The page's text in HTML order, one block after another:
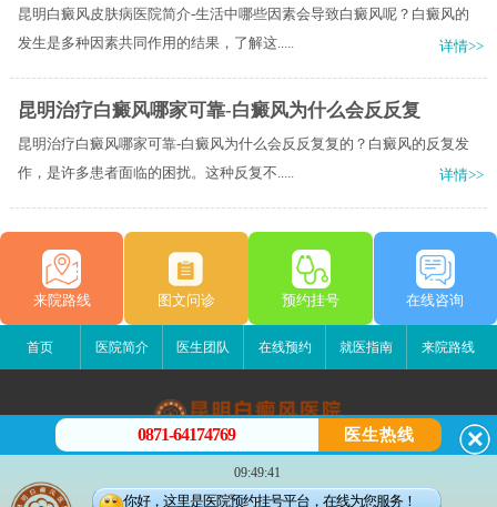
昆明白癜风皮肤病医院简介-生活中哪些因素会导致白癜风呢？白癜风的
发生是多种因素共同作用的结果，了解这.....
详情>>
昆明治疗白癜风哪家可靠-白癜风为什么会反反复
昆明治疗白癜风哪家可靠-白癜风为什么会反反复复的？白癜风的反复发
作，是许多患者面临的困扰。这种反复不.....
详情>>
来院路线 图文问诊 预约挂号 在线咨询
首页 医院简介 医生团队 在线预约 就医指南 来院路线
昆明白癜风医院
昆明市五华区护国路2号
版权所有：昆明白癜风医院
0871-64174769 医生热线
09:49:41
你好，这里是医院预约挂号平台，在线为您服务！